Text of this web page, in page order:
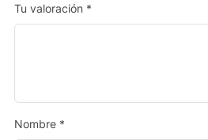
Tu valoración *
Nombre *